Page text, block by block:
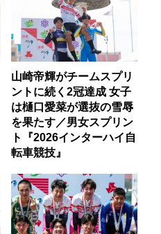
山崎帝輝がチームスプリ
ントに続く2冠達成 女子
は樋口愛菜が選抜の雪辱
を果たす／男女スプリン
ト『2026インターハイ自
転車競技』